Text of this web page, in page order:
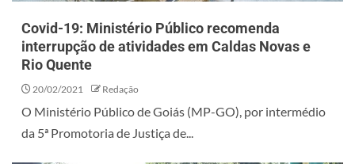
Covid-19: Ministério Público recomenda
interrupção de atividades em Caldas Novas e
Rio Quente
20/02/2021 Redação
O Ministério Público de Goiás (MP-GO), por intermédio
da 5ª Promotoria de Justiça de...